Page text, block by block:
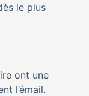
le plus
ont une
l’émail.